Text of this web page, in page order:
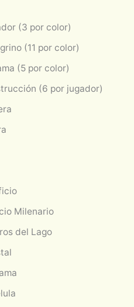
(3 por color)
(11 por color)
(5 por color)
(6 por jugador)
Milenario
del Lago